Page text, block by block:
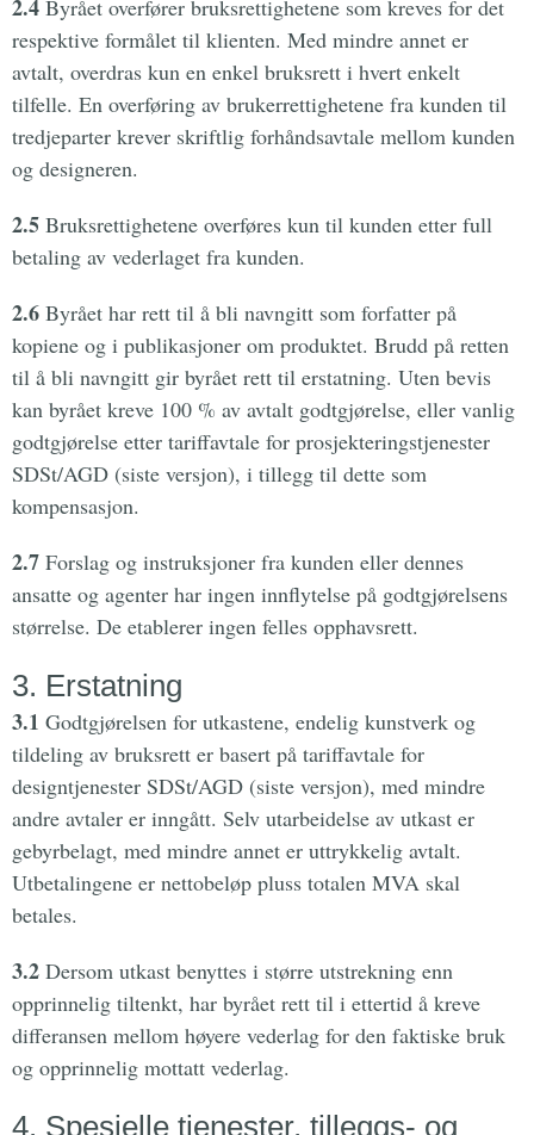
2.4 Byrået overfører bruksrettighetene som kreves for det
respektive formålet til klienten. Med mindre annet er
avtalt, overdras kun en enkel bruksrett i hvert enkelt
tilfelle. En overføring av brukerrettighetene fra kunden til
tredjeparter krever skriftlig forhåndsavtale mellom kunden
og designeren.
2.5 Bruksrettighetene overføres kun til kunden etter full
betaling av vederlaget fra kunden.
2.6 Byrået har rett til å bli navngitt som forfatter på
kopiene og i publikasjoner om produktet. Brudd på retten
til å bli navngitt gir byrået rett til erstatning. Uten bevis
kan byrået kreve 100 % av avtalt godtgjørelse, eller vanlig
godtgjørelse etter tariffavtale for prosjekteringstjenester
SDSt/AGD (siste versjon), i tillegg til dette som
kompensasjon.
2.7 Forslag og instruksjoner fra kunden eller dennes
ansatte og agenter har ingen innflytelse på godtgjørelsens
størrelse. De etablerer ingen felles opphavsrett.
3. Erstatning
3.1 Godtgjørelsen for utkastene, endelig kunstverk og
tildeling av bruksrett er basert på tariffavtale for
designtjenester SDSt/AGD (siste versjon), med mindre
andre avtaler er inngått. Selv utarbeidelse av utkast er
gebyrbelagt, med mindre annet er uttrykkelig avtalt.
Utbetalingene er nettobeløp pluss totalen MVA skal
betales.
3.2 Dersom utkast benyttes i større utstrekning enn
opprinnelig tiltenkt, har byrået rett til i ettertid å kreve
differansen mellom høyere vederlag for den faktiske bruk
og opprinnelig mottatt vederlag.
4. Spesielle tjenester, tilleggs- og